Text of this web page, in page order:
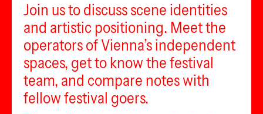
Join us to discuss scene identities
and artistic positioning. Meet the
operators of Vienna’s independent
spaces, get to know the festival
team, and compare notes with
fellow festival goers.